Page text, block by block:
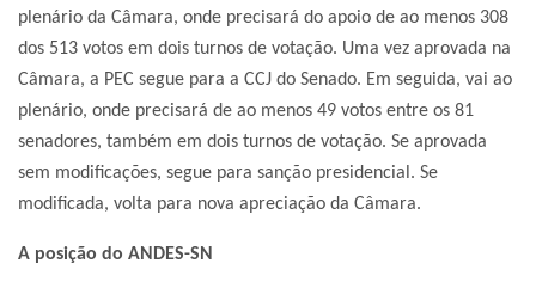
plenário da Câmara, onde precisará do apoio de ao menos 308
dos 513 votos em dois turnos de votação. Uma vez aprovada na
Câmara, a PEC segue para a CCJ do Senado. Em seguida, vai ao
plenário, onde precisará de ao menos 49 votos entre os 81
senadores, também em dois turnos de votação. Se aprovada
sem modificações, segue para sanção presidencial. Se
modificada, volta para nova apreciação da Câmara.
A posição do ANDES-SN